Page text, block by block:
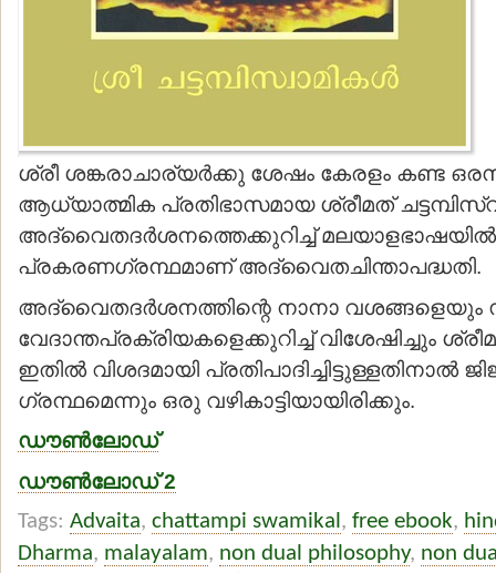
ശ്രീ ശങ്കരാചാര്യര്‍ക്കു ശേഷം കേരളം കണ്ട
ആധ്യാത്മിക പ്രതിഭാസമായ ശ്രീമത്
അദ്വൈതദര്‍ശനത്തെക്കുറിച്ച് മലയാളഭാഷയില്‍
പ്രകരണഗ്രന്ഥമാണ് അദ്വൈതചിന്താപദ്ധതി.
അദ്വൈതദര്‍ശനത്തിന്റെ നാനാ വശങ്ങളെയും
വേദാന്തപ്രക്രിയകളെക്കുറിച്ച് വിശേഷിച്ചും
ഇതില്‍ വിശദമായി
ഗ്രന്ഥമെന്നും ഒരു വഴികാട്ടിയായിരിക്കും.
ഡൗണ്‍ലോഡ്
ഡൗണ്‍ലോഡ് 2
Tags: Advaita, chattampi swamikal, free ebook,
Dharma, malayalam, non dual philosophy, non